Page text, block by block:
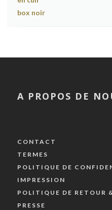
A PROPOS DE
CONTACT
TERMES
POLITIQUE DE
IMPRESSION
POLITIQUE DE RETOUR
PRESSE